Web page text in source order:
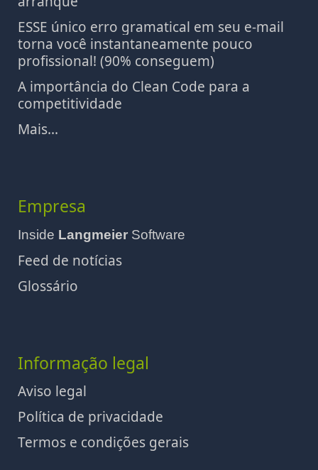
ESSE único erro gramatical em seu e-mail
torna você instantaneamente pouco
profissional! (90% conseguem)
A importância do Clean Code para a
competitividade
Mais...
Empresa
Inside Langmeier Software
Feed de notícias
Glossário
Informação legal
Aviso legal
Política de privacidade
Termos e condições gerais